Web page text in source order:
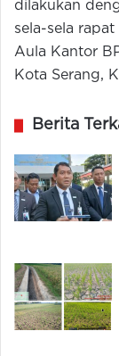
dilakukan
sela-sela
Aula Kantor
Kota Serang,
Berita